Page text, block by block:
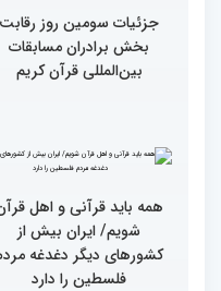
گزارش تصویری دومین روز
رقابت بخش بانوان چهلمین
گزارش تصویری بازدید
متسابقین چهلمین دوره
مسابقات بین المللی قرآن
کریم از حسینیه جماران